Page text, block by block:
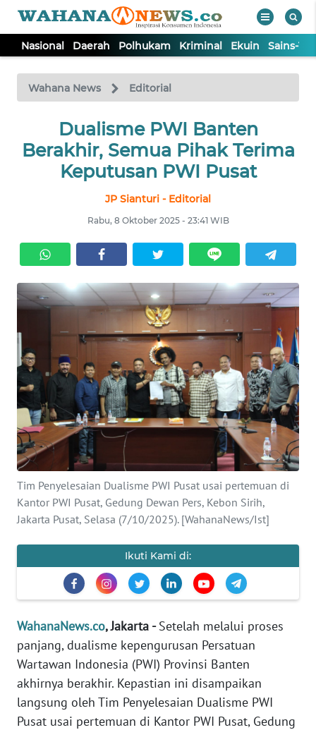
Nasional Daerah Polhukam Kriminal Ekuin Sains-
Wahana News Editorial
Dualisme PWI Banten
Berakhir, Semua Pihak Terima
Keputusan PWI Pusat
JP Sianturi - Editorial
Rabu, 8 Oktober 2025 - 23:41 WIB
Tim Penyelesaian Dualisme PWI Pusat usai pertemuan di
Kantor PWI Pusat, Gedung Dewan Pers, Kebon Sirih,
Jakarta Pusat, Selasa (7/10/2025). [WahanaNews/Ist]
Ikuti Kami di:
WahanaNews.co, Jakarta -Setelah melalui proses
panjang, dualisme kepengurusan Persatuan
Wartawan Indonesia (PWI) Provinsi Banten
akhirnya berakhir. Kepastian ini disampaikan
langsung oleh Tim Penyelesaian Dualisme PWI
Pusat usai pertemuan di Kantor PWI Pusat, Gedung
TV
Tutup
NASIONAL
KRIMINAL
EKUIN
KESEHATAN
INTERNASIONAL
SERBA-SERBI
PENDIDIKAN
OLAHRAGA
EDITORIAL
Informasi
INDEKS
BERITA
KONTAK